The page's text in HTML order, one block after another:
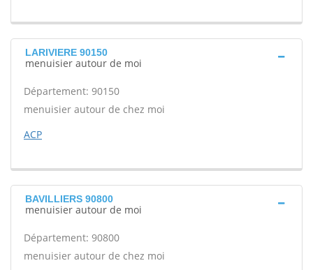
LARIVIERE 90150
menuisier autour de moi
Département: 90150
menuisier autour de chez moi
ACP
BAVILLIERS 90800
menuisier autour de moi
Département: 90800
menuisier autour de chez moi